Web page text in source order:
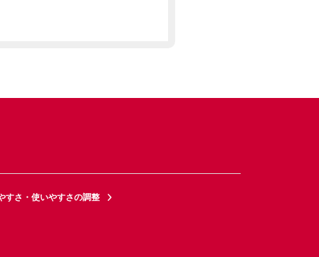
すさ・使いやすさの調整